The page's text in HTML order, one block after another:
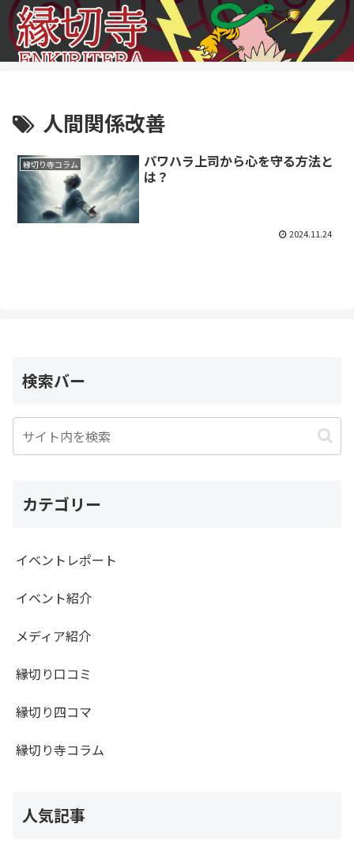
人間関係改善
縁切り寺コラム
パワハラ上司から心を守る方法と
は？
2024.11.24
検索バー
カテゴリー
イベントレポート
イベント紹介
メディア紹介
縁切り口コミ
縁切り四コマ
縁切り寺コラム
人気記事